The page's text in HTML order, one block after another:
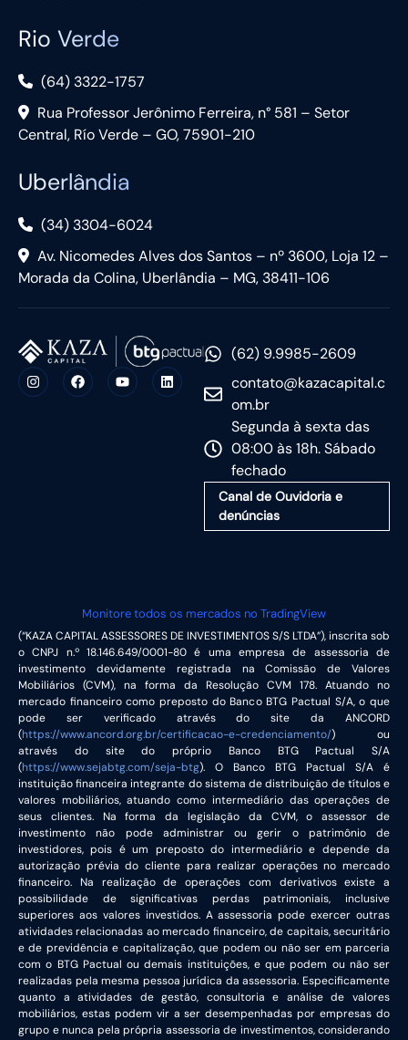
Rio Verde
(64) 3322-1757
Rua Professor Jerônimo Ferreira, n° 581 – Setor
Central, Río Verde – GO, 75901-210
Uberlândia
(34) 3304-6024
Av. Nicomedes Alves dos Santos – nº 3600, Loja 12 –
Morada da Colina, Uberlândia – MG, 38411-106
(62) 9.9985-2609
contato@kazacapital.c
om.br
Segunda à sexta das
08:00 às 18h. Sábado
fechado
Canal de Ouvidoria e
denúncias
Monitore todos os mercados no TradingView
(“KAZA CAPITAL ASSESSORES DE INVESTIMENTOS S/S LTDA”), inscrita sob
o CNPJ n.º 18.146.649/0001-80 é uma empresa de assessoria de
investimento devidamente registrada na Comissão de Valores
Mobiliários (CVM), na forma da Resolução CVM 178. Atuando no
mercado financeiro como preposto do Banco BTG Pactual S/A, o que
pode ser verificado através do site da ANCORD
(https://www.ancord.org.br/certificacao-e-credenciamento/) ou
através do site do próprio Banco BTG Pactual S/A
(https://www.sejabtg.com/seja-btg). O Banco BTG Pactual S/A é
instituição financeira integrante do sistema de distribuição de títulos e
valores mobiliários, atuando como intermediário das operações de
seus clientes. Na forma da legislação da CVM, o assessor de
investimento não pode administrar ou gerir o patrimônio de
investidores, pois é um preposto do intermediário e depende da
autorização prévia do cliente para realizar operações no mercado
financeiro. Na realização de operações com derivativos existe a
possibilidade de significativas perdas patrimoniais, inclusive
superiores aos valores investidos. A assessoria pode exercer outras
atividades relacionadas ao mercado financeiro, de capitais, securitário
e de previdência e capitalização, que podem ou não ser em parceria
com o BTG Pactual ou demais instituições, e que podem ou não ser
realizadas pela mesma pessoa jurídica da assessoria. Especificamente
quanto a atividades de gestão, consultoria e análise de valores
mobiliários, estas podem vir a ser desempenhadas por empresas do
grupo e nunca pela própria assessoria de investimentos, considerando